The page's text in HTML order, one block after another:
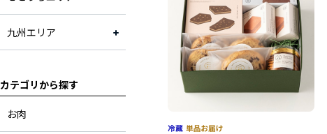
九州エリア
カテゴリから探す
お肉